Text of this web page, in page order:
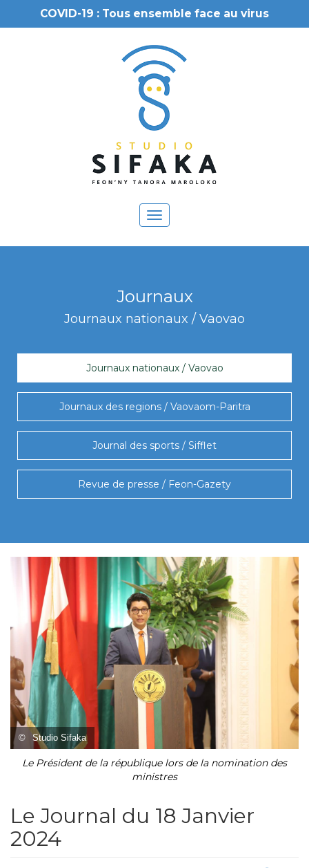
COVID-19 : Tous ensemble face au virus
Toggle
navigation
Journaux
Journaux nationaux / Vaovao
Journaux nationaux / Vaovao
Journaux des regions / Vaovaom-Paritra
Journal des sports / Sifflet
Revue de presse / Feon-Gazety
© Studio Sifaka
Le Président de la république lors de la nomination des
ministres
Le Journal du 18 Janvier
2024